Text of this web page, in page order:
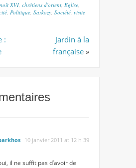
XVI chrétiens d'orient Eglise
Politique Sarkozy Société visite
:
Jardin à la
française »
10 janvier 2011 at 12 h 39
il ne suffit pas d’avoir de